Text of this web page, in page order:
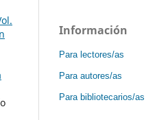
Información
Para lectores/as
Para autores/as
Para bibliotecarios/as